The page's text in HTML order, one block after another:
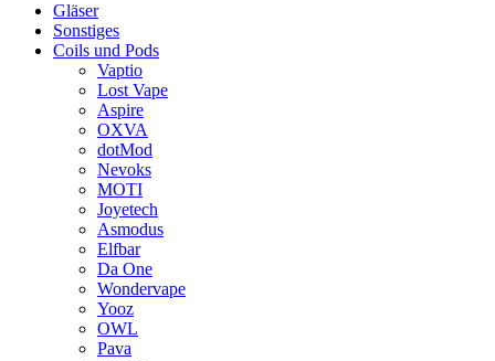
Gläser
Sonstiges
Coils und Pods
Vaptio
Lost Vape
Aspire
OXVA
dotMod
Nevoks
MOTI
Joyetech
Asmodus
Elfbar
Da One
Wondervape
Yooz
OWL
Pava